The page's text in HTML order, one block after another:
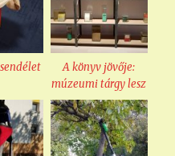
A könyv jövője:
múzeumi tárgy lesz